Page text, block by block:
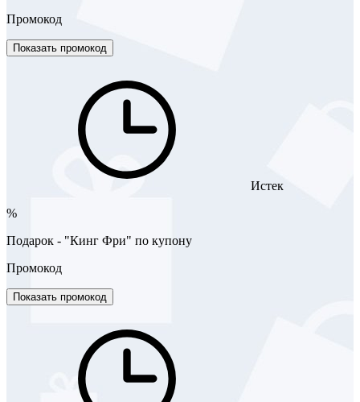
Промокод
Показать промокод
Истек
%
Подарок - "Кинг Фри" по купону
Промокод
Показать промокод